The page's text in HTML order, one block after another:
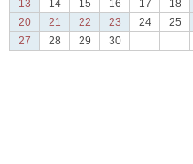
13
14 15 16 17 18
20
21 22 23 24 25
27
28 29 30